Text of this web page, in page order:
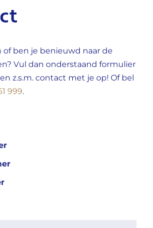
of ben je benieuwd naar de
Vul dan onderstaand formulier
z.s.m. contact met je op! Of bel
999.